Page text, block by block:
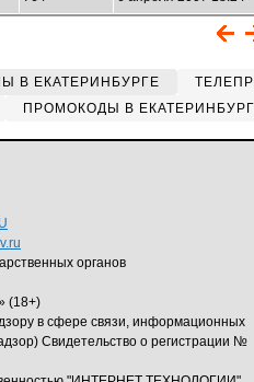
В ЕКАТЕРИНБУРГЕ
ПРОМОКОДЫ В
органов
(18+)
в сфере связи, информационных
Свидетельство о регистрации №